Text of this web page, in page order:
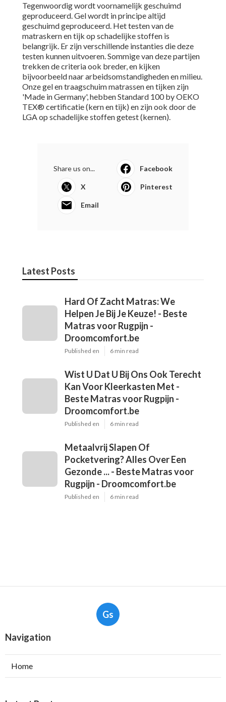
Tegenwoordig wordt voornamelijk geschuimd
geproduceerd. Gel wordt in principe altijd
geschuimd geproduceerd. Het testen van de
matraskern en tijk op schadelijke stoffen is
belangrijk. Er zijn verschillende instanties die deze
testen kunnen uitvoeren. Sommige van deze partijen
trekken de criteria ook breder, en kijken
bijvoorbeeld naar arbeidsomstandigheden en milieu.
Onze gel en traagschuim matrassen en tijken zijn
'Made in Germany', hebben Standard 100 by OEKO
TEX® certificatie (kern en tijk) en zijn ook door de
LGA op schadelijke stoffen getest (kernen).
Share us on... Facebook
X Pinterest
Email
Latest Posts
Hard Of Zacht Matras: We
Helpen Je Bij Je Keuze! - Beste
Matras voor Rugpijn -
Droomcomfort.be
Published en 6 min read
Wist U Dat U Bij Ons Ook Terecht
Kan Voor Kleerkasten Met -
Beste Matras voor Rugpijn -
Droomcomfort.be
Published en 6 min read
Metaalvrij Slapen Of
Pocketvering? Alles Over Een
Gezonde ... - Beste Matras voor
Rugpijn - Droomcomfort.be
Published en 6 min read
Gs
Navigation
Home